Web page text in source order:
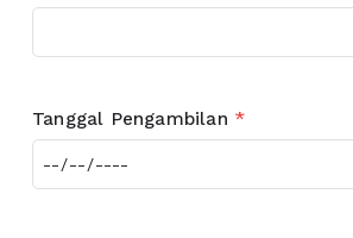
Tanggal Pengambilan *